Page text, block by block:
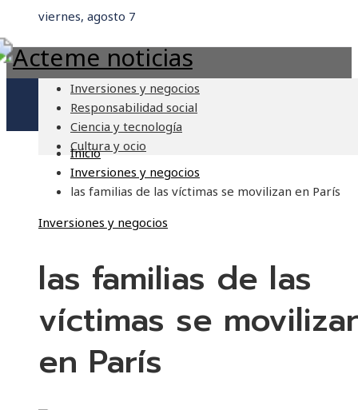
viernes, agosto 7
Inversiones y negocios
Responsabilidad social
Ciencia y tecnología
Cultura y ocio
Inicio
Inversiones y negocios
las familias de las víctimas se movilizan en París
Inversiones y negocios
las familias de las
víctimas se
en París